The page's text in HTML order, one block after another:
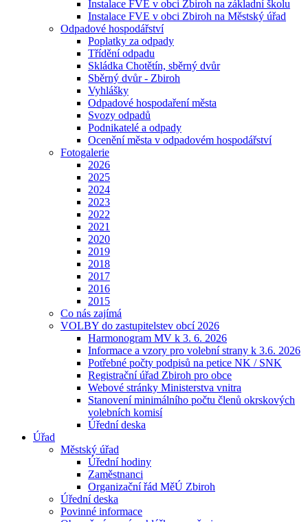
Instalace FVE v obci Zbiroh na základní školu
Instalace FVE v obci Zbiroh na Městský úřad
Odpadové hospodářství
Poplatky za odpady
Třídění odpadu
Skládka Chotětín, sběrný dvůr
Sběrný dvůr - Zbiroh
Vyhlášky
Odpadové hospodaření města
Svozy odpadů
Podnikatelé a odpady
Ocenění města v odpadovém hospodářství
Fotogalerie
2026
2025
2024
2023
2022
2021
2020
2019
2018
2017
2016
2015
Co nás zajímá
VOLBY do zastupitelstev obcí 2026
Harmonogram MV k 3. 6. 2026
Informace a vzory pro volební strany k 3.6. 2026
Potřebné počty podpisů na petice NK / SNK
Registrační úřad Zbiroh pro obce
Webové stránky Ministerstva vnitra
Stanovení minimálního počtu členů okrskových
volebních komisí
Úřední deska
Úřad
Městský úřad
Úřední hodiny
Zaměstnanci
Organizační řád MěÚ Zbiroh
Úřední deska
Povinné informace